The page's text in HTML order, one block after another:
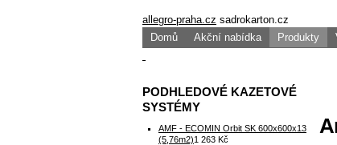
allegro-praha.cz sadrokarton.cz
Domů
Akční nabídka Produkty
PODHLEDOVÉ KAZETOVÉ
SYSTÉMY
AMF - ECOMIN Orbit SK 600x600x13
(5,76m2)1 263 Kč